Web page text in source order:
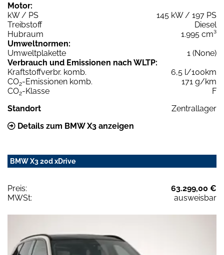
Motor:
kW / PS
145 kW / 197 PS
Treibstoff
Diesel
Hubraum
1.995 cm³
Umweltnormen:
Umweltplakette
1 (None)
Verbrauch und Emissionen nach WLTP:
Kraftstoffverbr. komb.
6,5 l/100km
CO2-Emissionen komb.
171 g/km
CO2-Klasse
F
Standort
Zentrallager
Details zum BMW X3 anzeigen
BMW X3 20d xDrive
Preis:
63.299,00 €
MWSt:
ausweisbar